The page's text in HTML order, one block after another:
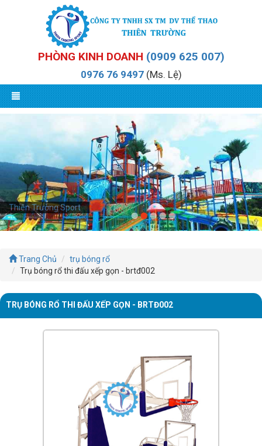
PHÒNG KINH DOANH (0909 625 007)
0976 76 9497(Ms. Lệ)
Thiên Trường Sport
Trang Chủ
trụ bóng rổ
Trụ bóng rổ thi đấu xếp gọn - brtđ002
TRỤ BÓNG RỔ THI ĐẤU XẾP GỌN - BRTĐ002